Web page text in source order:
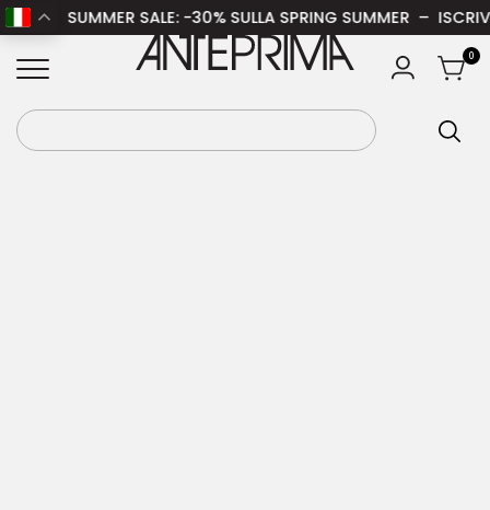
SUMMER SALE: -30% SULLA SPRING SUMMER – ISCRIVITI
0
Home /Uomo/ Abbigliamento uomo/Felpe
uomo / MM6 Felpa